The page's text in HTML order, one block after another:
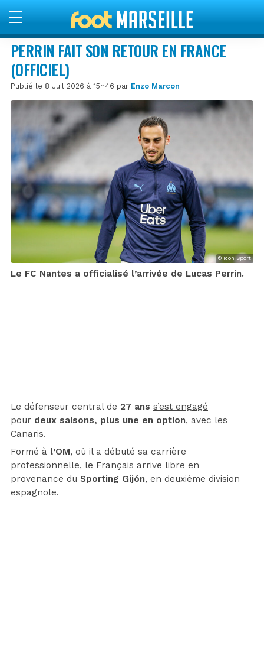
PERRIN FAIT SON RETOUR EN FRANCE
(OFFICIEL)
Publié le 8 Juil 2026 à 15h46 par Enzo Marcon
© Icon Sport
Le FC Nantes a officialisé l’arrivée de Lucas Perrin.
Le défenseur central de 27 ans s’est engagé
pour deux saisons, plus une en option, avec les
Canaris.
Formé à l’OM, où il a débuté sa carrière
professionnelle, le Français arrive libre en
provenance du Sporting Gijón, en deuxième division
espagnole.